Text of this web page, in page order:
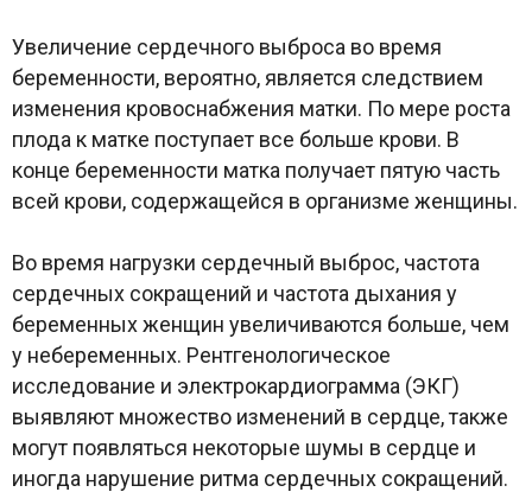
Увеличение сердечного выброса во время
беременности, вероятно, является следствием
изменения кровоснабжения матки. По мере роста
плода к матке поступает все больше крови. В
конце беременности матка получает пятую часть
всей крови, содержащейся в организме женщины.
Во время нагрузки сердечный выброс, частота
сердечных сокращений и частота дыхания у
беременных женщин увеличиваются больше, чем
у небеременных. Рентгенологическое
исследование и электрокардиограмма (ЭКГ)
выявляют множество изменений в сердце, также
могут появляться некоторые шумы в сердце и
иногда нарушение ритма сердечных сокращений.